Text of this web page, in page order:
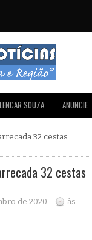
SOUZA ANUNCIE
32 cestas
32 cestas
de 2020
às